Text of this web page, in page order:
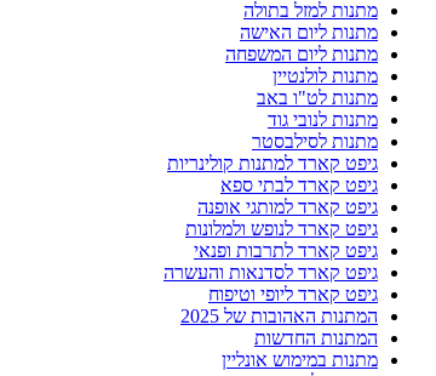
מתנות למזל בתולה
מתנות ליום האישה
מתנות ליום המשפחה
מתנות לולנטיין
מתנות לט"ו באב
מתנות לנובי גוד
מתנות לסילבסטר
גיפט קארד למתנות קולינריות
גיפט קארד לבתי ספא
גיפט קארד למותגי אופנה
גיפט קארד לנופש ולמלונות
גיפט קארד לתרבות ופנאי
גיפט קארד לסדנאות והעשרה
גיפט קארד ליופי וטיפוח
המתנות האהובות של 2025
המתנות החדשות
מתנות במימוש אונליין